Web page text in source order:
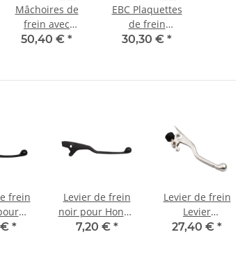
Mâchoires de
frein avec
ressort pour
Venox 250
50,40 € *
EBC Plaquettes
de frein
standard FA029
30,30 € *
frein
750
€ *
Levier de frein
noir pour Honda
CBR 1000
7,20 € *
Levier de frein
Levier
d'embrayage
27,40 € *